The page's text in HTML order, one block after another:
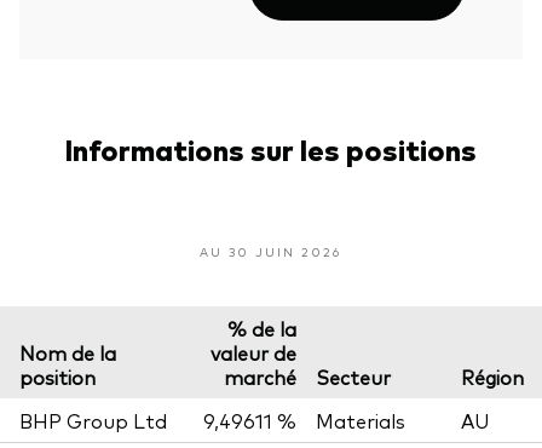
Informations sur les positions
AU 30 JUIN 2026
Nom de la
position
% de la
valeur de
marché
Secteur
Région
BHP Group Ltd
9,49611 % Materials
AU